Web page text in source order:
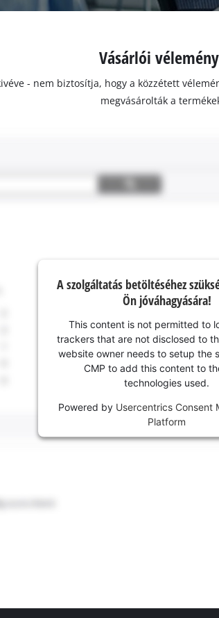
Vásárlói
- nem biztosítja, hogy a közzétett
megvásárolták a
A szolgáltatás betöltéséhez
Ön jóváhagyására!
This content is not permitted to
trackers that are not disclosed to
website owner needs to setup the
CMP to add this content to
technologies used.
Powered by Usercentrics Consent
Platform